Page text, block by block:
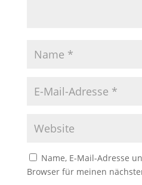
Name, E-Mail-Adresse
Browser für meinen